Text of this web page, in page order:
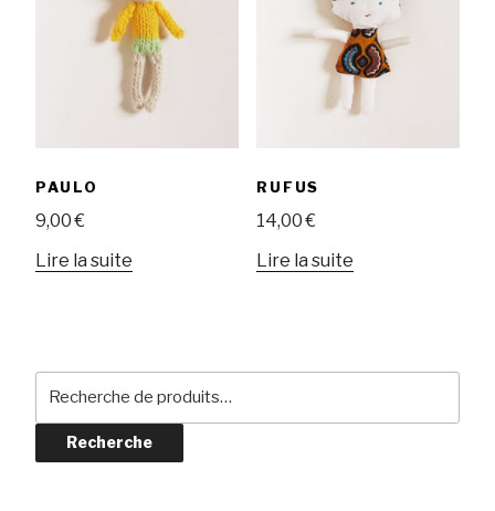
PAULO
9,00€
Lire la suite
RUFUS
14,00€
Lire la suite
pour :
Recherche